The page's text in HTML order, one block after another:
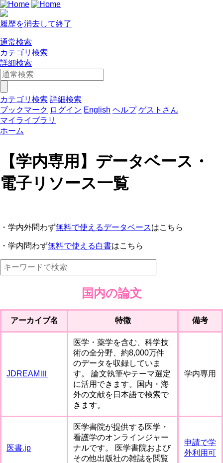
履歴を消去して終了
通常検索
カテゴリ検索
詳細検索
カテゴリ検索 詳細検索
ブックマーク ログイン English ヘルプ ゲストさん
マイライブラリ
ホーム
【学内専用】データベース・
電子リソース一覧
・学内外問わず無料で使えるデータベースはこちら
・学内問わず無料で使える白書はこちら
国内の論文
アーカイブ名 特徴 備考
JDREAMⅢ
医学・薬学を含む、科学技
術の全分野、約8,000万件
のデータを収録していま
す。 論文執筆やテーマ選定
に活用できます。国内・海
外の文献を日本語で検索で
きます。
学内専用
医書.jp
医学書院が提供する医学・
看護学のオンラインジャー
ナルです。 医学書院および
その他出版社の雑誌を閲覧
申請で学
外利用可